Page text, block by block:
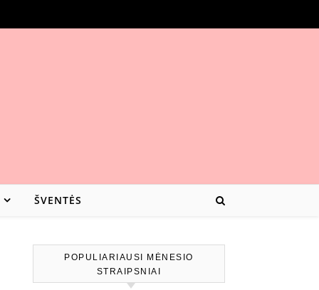
ŠVENTĖS
POPULIARIAUSI MĖNESIO
STRAIPSNIAI